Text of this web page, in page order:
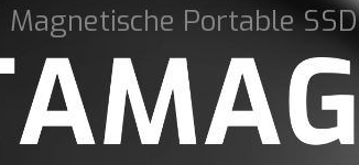
Magnetische Portable SSD